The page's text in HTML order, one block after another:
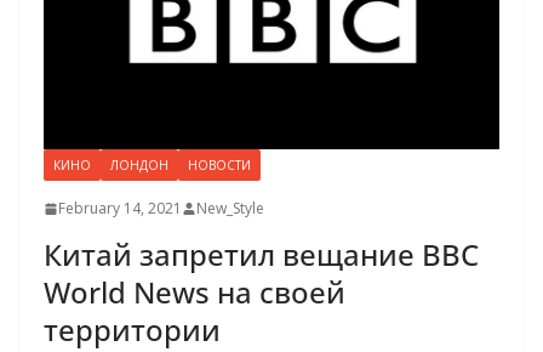
КИНО ЛОНДОН НОВОСТИ
February 14, 2021 New_Style
Китай запретил вещание BBC
World News на своей
территории